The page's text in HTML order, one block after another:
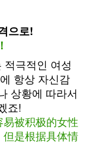
으로!
극적인 여성
항상 자신감
상황에 따라서
죠!
被积极的女性
是根据具体情